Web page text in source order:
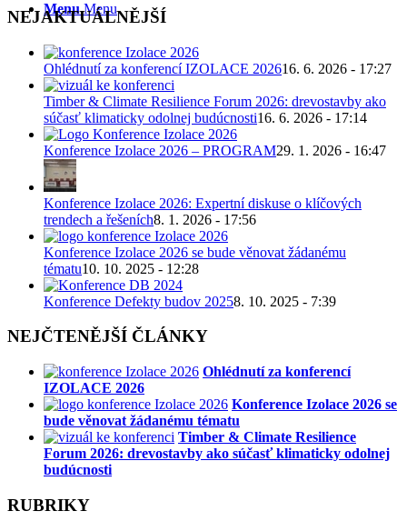
Menu Menu
NEJAKTUÁLNĚJŠÍ
Ohlédnutí za konferencí IZOLACE 202616. 6. 2026 - 17:27
Timber & Climate Resilience Forum 2026: drevostavby ako
súčasť klimaticky odolnej budúcnosti16. 6. 2026 - 17:14
Konference Izolace 2026 – PROGRAM29. 1. 2026 - 16:47
Konference Izolace 2026: Expertní diskuse o klíčových
trendech a řešeních8. 1. 2026 - 17:56
Konference Izolace 2026 se bude věnovat žádanému
tématu10. 10. 2025 - 12:28
Konference Defekty budov 20258. 10. 2025 - 7:39
NEJČTENĚJŠÍ ČLÁNKY
Ohlédnutí za konferencí
IZOLACE 2026
Konference Izolace 2026 se
bude věnovat žádanému tématu
Timber & Climate Resilience
Forum 2026: drevostavby ako súčasť klimaticky odolnej
budúcnosti
RUBRIKY